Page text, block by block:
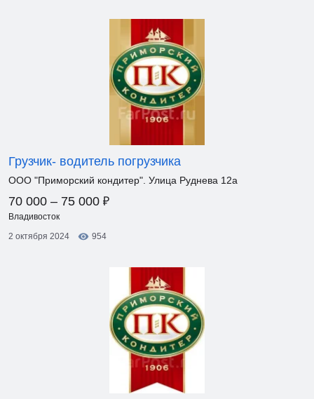
Грузчик- водитель погрузчика
ООО "Приморский кондитер". Улица Руднева 12а
70 000 – 75 000 ₽
Владивосток
2 октября 2024
954